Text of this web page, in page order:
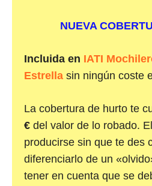
NUEVA
Incluida en IATI
Estrella sin ningún coste
La cobertura de hurto te
€ del valor de lo robado.
producirse sin que te des
diferenciarlo de un
tener en cuenta que se